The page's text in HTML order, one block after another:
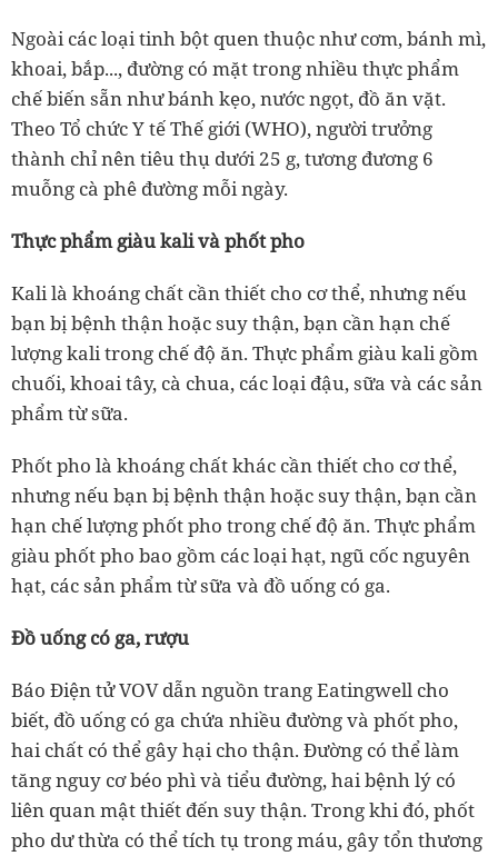
Ngoài các loại tinh bột quen thuộc như cơm, bánh mì,
khoai, bắp..., đường có mặt trong nhiều thực phẩm
chế biến sẵn như bánh kẹo, nước ngọt, đồ ăn vặt.
Theo Tổ chức Y tế Thế giới (WHO), người trưởng
thành chỉ nên tiêu thụ dưới 25 g, tương đương 6
muỗng cà phê đường mỗi ngày.
Thực phẩm giàu kali và phốt pho
Kali là khoáng chất cần thiết cho cơ thể, nhưng nếu
bạn bị bệnh thận hoặc suy thận, bạn cần hạn chế
lượng kali trong chế độ ăn. Thực phẩm giàu kali gồm
chuối, khoai tây, cà chua, các loại đậu, sữa và các sản
phẩm từ sữa.
Phốt pho là khoáng chất khác cần thiết cho cơ thể,
nhưng nếu bạn bị bệnh thận hoặc suy thận, bạn cần
hạn chế lượng phốt pho trong chế độ ăn. Thực phẩm
giàu phốt pho bao gồm các loại hạt, ngũ cốc nguyên
hạt, các sản phẩm từ sữa và đồ uống có ga.
Đồ uống có ga, rượu
Báo Điện tử VOV dẫn nguồn trang Eatingwell cho
biết, đồ uống có ga chứa nhiều đường và phốt pho,
hai chất có thể gây hại cho thận. Đường có thể làm
tăng nguy cơ béo phì và tiểu đường, hai bệnh lý có
liên quan mật thiết đến suy thận. Trong khi đó, phốt
pho dư thừa có thể tích tụ trong máu, gây tổn thương